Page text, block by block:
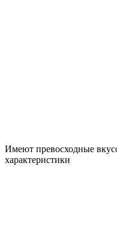
Имеют превосходные
характеристики